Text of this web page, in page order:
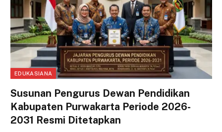
EDUKASIANA
Susunan Pengurus Dewan Pendidikan
Kabupaten Purwakarta Periode 2026-
2031 Resmi Ditetapkan